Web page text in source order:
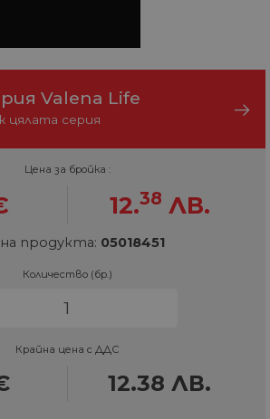
Valena Life
цялата серия
Цена за бройка :
12.38 ЛВ.
продукта: 05018451
Количество (бр.)
Крайна цена с ДДС
12.38 ЛВ.